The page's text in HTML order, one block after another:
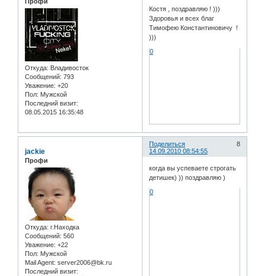
Откуда: Владивосток
Сообщений: 793
Уважение: +20
Пол: Мужской
Последний визит:
08.05.2015 16:35:48
Костя , поздравляю ! )))
Здоровья и всех благ
Тимофею Константиновичу !
)))
0
Поделиться
8
14.09.2010 08:54:55
jackie
Профи
Откуда: г.Находка
Сообщений: 560
Уважение: +22
Пол: Мужской
Mail Agent: server2006@bk.ru
Последний визит:
когда вы успеваете строгать
детишек) )) поздравляю )
0